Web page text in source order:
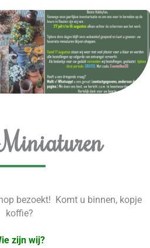
bezoekt! Komt u binnen, kopje
koffie?
zijn wij?